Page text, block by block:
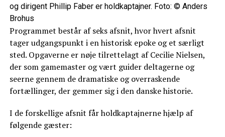
og dirigent Phillip Faber er holdkaptajner. Foto: © Anders
Brohus
Programmet består af seks afsnit, hvor hvert afsnit
tager udgangspunkt i en historisk epoke og et særligt
sted. Opgaverne er nøje tilrettelagt af Cecilie Nielsen,
der som gamemaster og vært guider deltagerne og
seerne gennem de dramatiske og overraskende
fortællinger, der gemmer sig i den danske historie.
I de forskellige afsnit får holdkaptajnerne hjælp af
følgende gæster: